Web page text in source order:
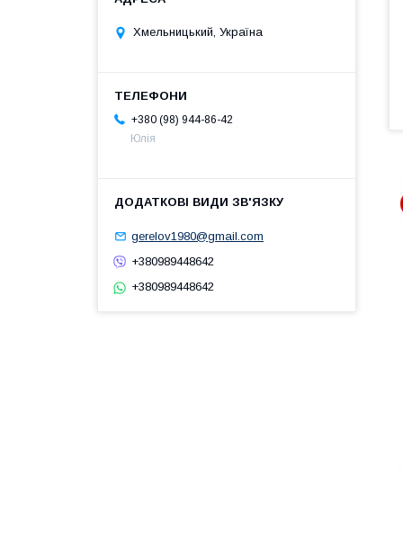
Хмельницький, Україна
+380 (98) 944-86-42
Юлія
gerelov1980@gmail.com
+380989448642
+380989448642